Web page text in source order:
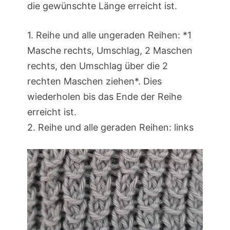
die gewünschte Länge erreicht ist.
1. Reihe und alle ungeraden Reihen: *1
Masche rechts, Umschlag, 2 Maschen
rechts, den Umschlag über die 2
rechten Maschen ziehen*. Dies
wiederholen bis das Ende der Reihe
erreicht ist.
2. Reihe und alle geraden Reihen: links